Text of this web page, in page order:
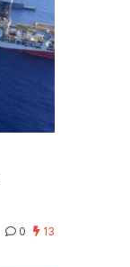
0 13